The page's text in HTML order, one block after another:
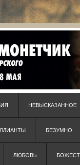
НЕВЫСКАЗАННОЕ
БЕЗУМНО
ЛЮБОВЬ